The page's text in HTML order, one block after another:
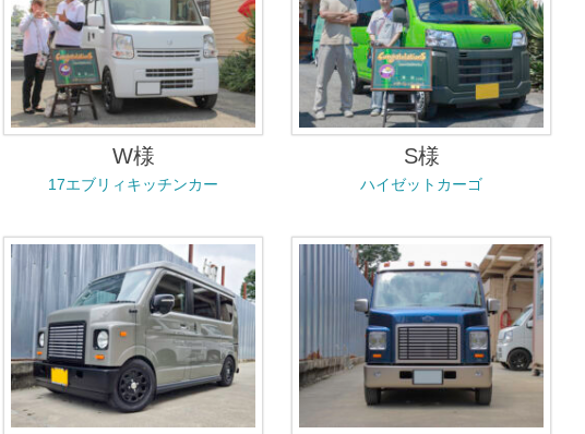
W様
17エブリィキッチンカー
S様
ハイゼットカーゴ